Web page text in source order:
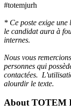
#totemjurh
* Ce poste exige une
le candidat aura à
internes.
Nous vous
personnes qui
contactées.
alourdir le texte.
About TOTEM